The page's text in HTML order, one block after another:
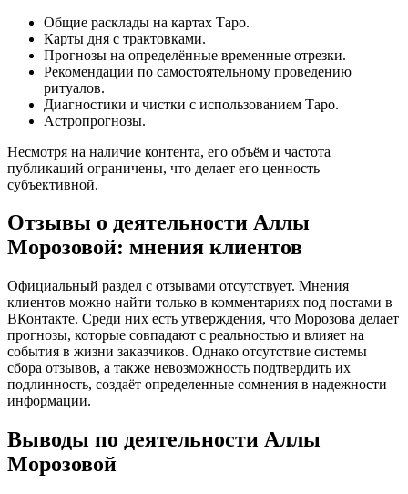
Общие расклады на картах Таро.
Карты дня с трактовками.
Прогнозы на определённые временные отрезки.
Рекомендации по самостоятельному проведению
ритуалов.
Диагностики и чистки с использованием Таро.
Астропрогнозы.
Несмотря на наличие контента, его объём и частота
публикаций ограничены, что делает его ценность
субъективной.
Отзывы о деятельности Аллы
Морозовой: мнения клиентов
Официальный раздел с отзывами отсутствует. Мнения
клиентов можно найти только в комментариях под постами в
ВКонтакте. Среди них есть утверждения, что Морозова делает
прогнозы, которые совпадают с реальностью и влияет на
события в жизни заказчиков. Однако отсутствие системы
сбора отзывов, а также невозможность подтвердить их
подлинность, создаёт определенные сомнения в надежности
информации.
Выводы по деятельности Аллы
Морозовой